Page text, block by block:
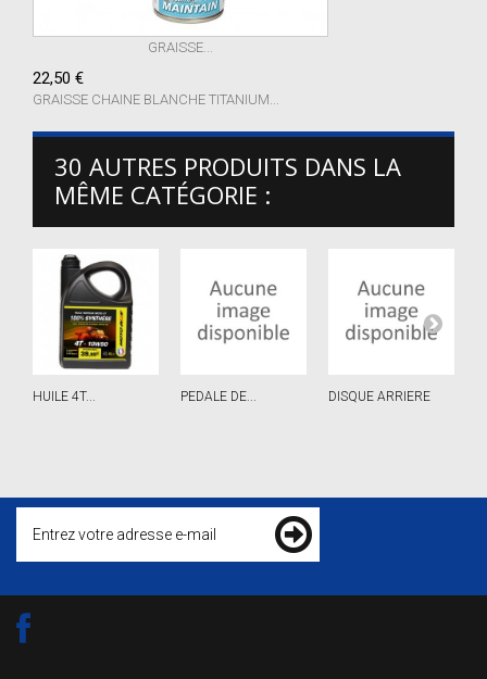
GRAISSE...
22,50 €
GRAISSE CHAINE BLANCHE TITANIUM...
30 AUTRES PRODUITS DANS LA
MÊME CATÉGORIE :
HUILE 4T... PEDALE DE... DISQUE ARRIERE